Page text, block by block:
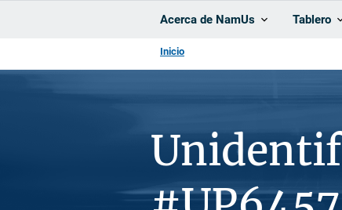
Acerca de NamUs Tablero
Inicio